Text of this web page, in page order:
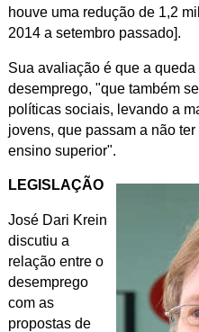
houve uma redução de 1,2
2014 a setembro passado].
Sua avaliação é que a
desemprego, "que também
políticas sociais, levando a
jovens, que passam a não
ensino superior".
LEGISLAÇÃO
José Dari Krein
discutiu a
relação entre o
desemprego
com as
propostas de